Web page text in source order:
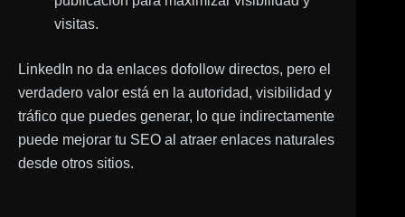
visitas.
LinkedIn no da enlaces dofollow directos, pero el
verdadero valor está en la autoridad, visibilidad y
tráfico que puedes generar, lo que indirectamente
puede mejorar tu SEO al atraer enlaces naturales
desde otros sitios.